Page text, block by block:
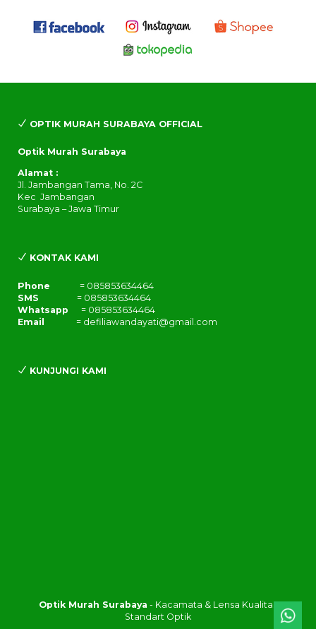
OPTIK MURAH SURABAYA OFFICIAL
Optik Murah Surabaya
Alamat :
Jl. Jambangan Tama, No. 2C
Kec Jambangan
Surabaya – Jawa Timur
KONTAK KAMI
Phone = 085853634464
SMS = 085853634464
Whatsapp = 085853634464
Email = defiliawandayati@gmail.com
KUNJUNGI KAMI
Optik Murah Surabaya - Kacamata & Lensa Kualitas
Standart Optik